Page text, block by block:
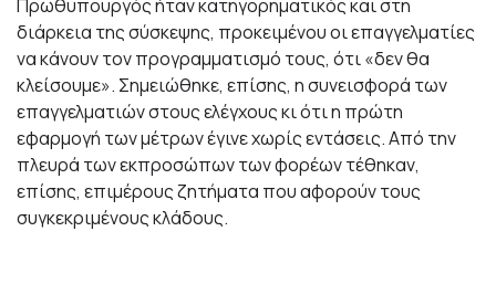
Πρωθυπουργός ήταν κατηγορηματικός και στη
διάρκεια της σύσκεψης, προκειμένου οι επαγγελματίες
να κάνουν τον προγραμματισμό τους, ότι «δεν θα
κλείσουμε». Σημειώθηκε, επίσης, η συνεισφορά των
επαγγελματιών στους ελέγχους κι ότι η πρώτη
εφαρμογή των μέτρων έγινε χωρίς εντάσεις. Από την
πλευρά των εκπροσώπων των φορέων τέθηκαν,
επίσης, επιμέρους ζητήματα που αφορούν τους
συγκεκριμένους κλάδους.